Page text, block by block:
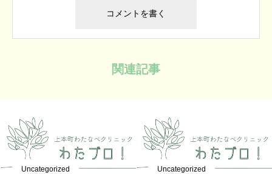
関連記事
Uncategorized Uncategorized